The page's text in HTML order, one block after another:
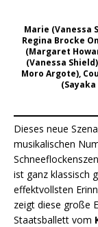
Marie (Vanessa
Regina Brocke
(Margaret
(Vanessa
Moro Argote),
Dieses neue
musikalischen
ist ganz klassisch
effektvollsten
zeigt diese große
Staatsballett vom